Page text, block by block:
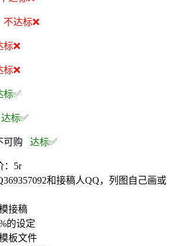
不达标❌
标❌
标❌
标✅
达标✅
可购 达标✅
：5r
和接稿人QQ，列图自己画或
接稿
的设定
板文件